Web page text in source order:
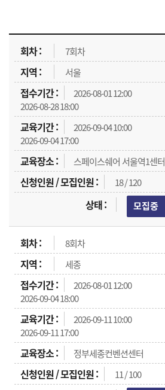
교육신청 목록을 나타낸 표로 회차, 지역, 접수기간, 교육기간, 교육장소, 신청인원/모집인원, 상태로 나뉘어 설명합니다.
7회차
서울
2026-08-01 12:00
2026-08-28 18:00
2026-09-04 10:00
2026-09-04 17:00
스페이스쉐어 서울역1센터
18 / 120
모집중
8회차
세종
2026-08-01 12:00
2026-09-04 18:00
2026-09-11 10:00
2026-09-11 17:00
정부세종컨벤션센터
11 / 100